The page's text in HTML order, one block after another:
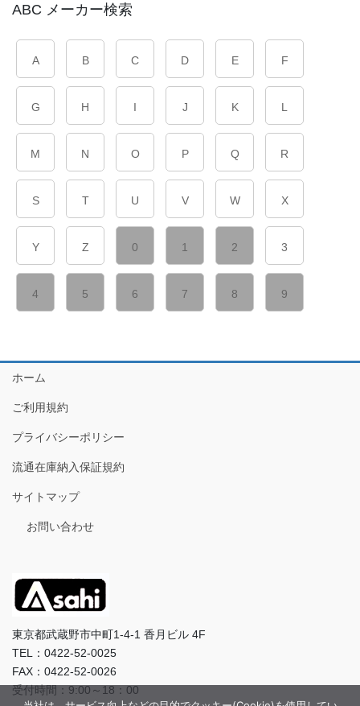
ABC メーカー検索
A B C D E F
G H I J K L
M N O P Q R
S T U V W X
Y Z 0 1 2 3
4 5 6 7 8 9
ホーム
ご利用規約
プライバシーポリシー
流通在庫納入保証規約
サイトマップ
お問い合わせ
東京都武蔵野市中町1-4-1 香月ビル 4F
TEL：0422-52-0025
FAX：0422-52-0026
受付時間：9:00～18：00